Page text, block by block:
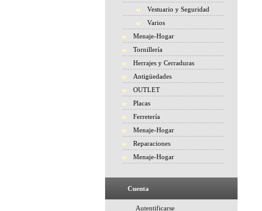
Vestuario y Seguridad
Varios
Menaje-Hogar
Tornillería
Herrajes y Cerraduras
Antigüedades
OUTLET
Placas
Ferretería
Menaje-Hogar
Reparaciones
Menaje-Hogar
Cuenta
Autentificarse